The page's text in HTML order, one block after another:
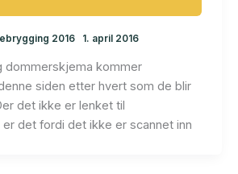
2016 1. april 2016
dommerskjema kommer
siden etter hvert som de blir
det ikke er lenket til
det fordi det ikke er scannet inn